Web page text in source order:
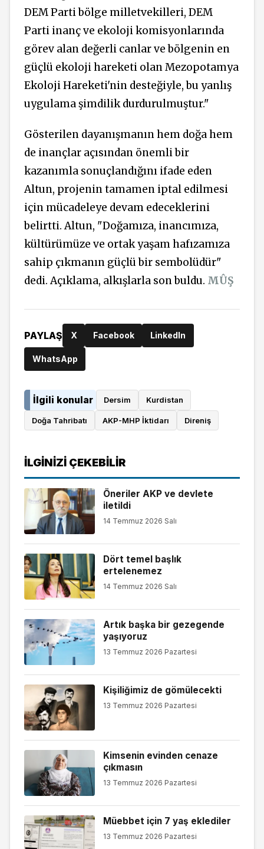
DEM Parti bölge milletvekilleri, DEM
Parti inanç ve ekoloji komisyonlarında
görev alan değerli canlar ve bölgenin en
güçlü ekoloji hareketi olan Mezopotamya
Ekoloji Hareketi'nin desteğiyle, bu yanlış
uygulama şimdilik durdurulmuştur."
Gösterilen dayanışmanın hem doğa hem
de inançlar açısından önemli bir
kazanımla sonuçlandığını ifade eden
Altun, projenin tamamen iptal edilmesi
için mücadeleye devam edeceklerini
belirtti. Altun, "Doğamıza, inancımıza,
kültürümüze ve ortak yaşam hafızamıza
sahip çıkmanın güçlü bir sembolüdür"
dedi. Açıklama, alkışlarla son buldu. MÛŞ
PAYLAŞ X Facebook LinkedIn
WhatsApp
İlgili konular Dersim Kurdistan
Doğa Tahribatı AKP-MHP İktidarı Direniş
İLGINIZI ÇEKEBILIR
Öneriler AKP ve devlete
iletildi
14 Temmuz 2026 Salı
Dört temel başlık
ertelenemez
14 Temmuz 2026 Salı
Artık başka bir gezegende
yaşıyoruz
13 Temmuz 2026 Pazartesi
Kişiliğimiz de gömülecekti
13 Temmuz 2026 Pazartesi
Kimsenin evinden cenaze
çıkmasın
13 Temmuz 2026 Pazartesi
Müebbet için 7 yaş eklediler
13 Temmuz 2026 Pazartesi